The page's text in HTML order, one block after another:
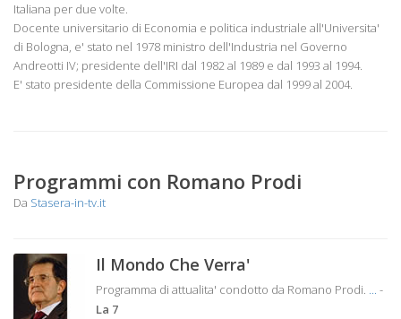
Italiana per due volte.
Docente universitario di Economia e politica industriale all'Universita'
di Bologna, e' stato nel 1978 ministro dell'Industria nel Governo
Andreotti IV; presidente dell'IRI dal 1982 al 1989 e dal 1993 al 1994.
E' stato presidente della Commissione Europea dal 1999 al 2004.
Programmi con Romano Prodi
Da Stasera-in-tv.it
Il Mondo Che Verra'
Programma di attualita' condotto da Romano Prodi. ... -
La 7